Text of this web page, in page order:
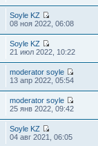
Soyle KZ
08 ноя 2022, 06:08
Soyle KZ
21 июл 2022, 10:22
moderator soyle
13 апр 2022, 05:54
moderator soyle
25 янв 2022, 09:42
Soyle KZ
04 авг 2021, 06:05